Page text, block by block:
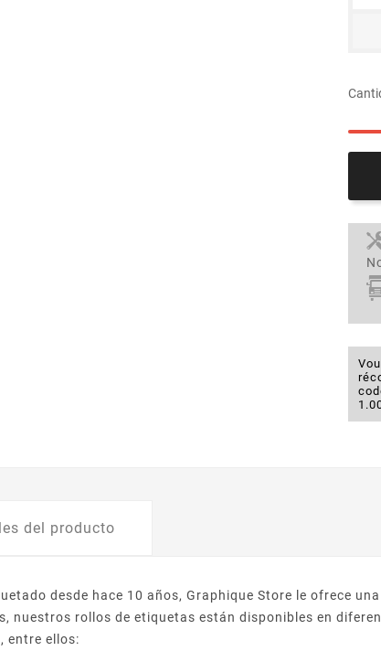
del producto
desde hace 10 años, Graphique Store le ofrece
nuestros rollos de etiquetas están disponibles en
entre ellos: